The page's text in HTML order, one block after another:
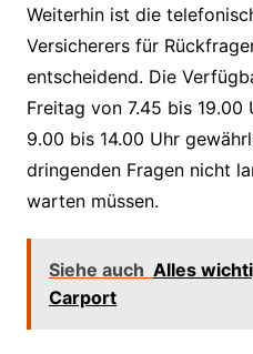
Weiterhin ist die
Versicherers für
entscheidend. Die
Freitag von 7.45 bis
9.00 bis 14.00 Uhr
dringenden Fragen nicht
warten müssen.
Siehe auch Alles
Carport